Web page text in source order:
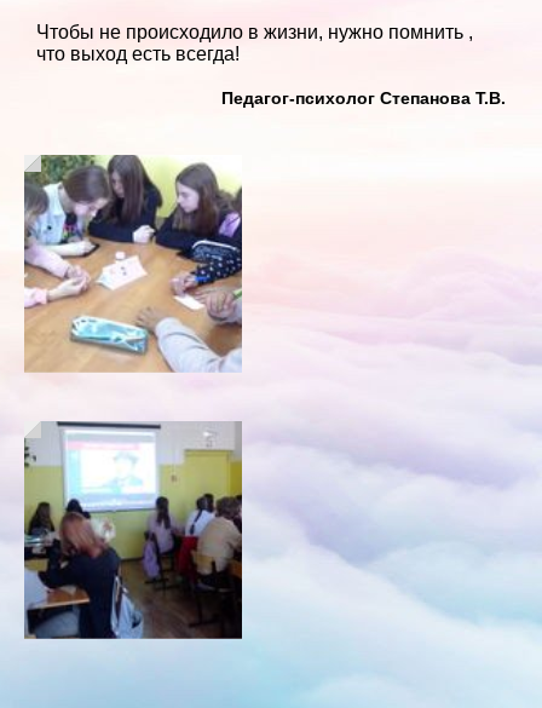
Чтобы не происходило в жизни, нужно помнить ,
что выход есть всегда!
Педагог-психолог Степанова Т.В.